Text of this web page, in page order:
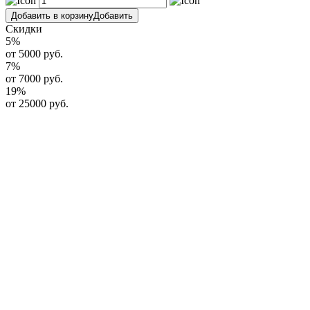
Добавить в корзинуДобавить
Скидки
5%
от 5000 руб.
7%
от 7000 руб.
19%
от 25000 руб.